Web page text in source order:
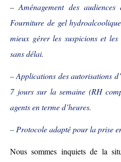
– Aménagement des audiences
Fourniture de gelhydroalcoolique
mieux gérer les suspicions et
sans délai.
– Applications des autorisations
7 jours sur la semaine (RH
agents en terme d’heures.
– Protocole adapté pour la prise
Nous sommes inquiets de la